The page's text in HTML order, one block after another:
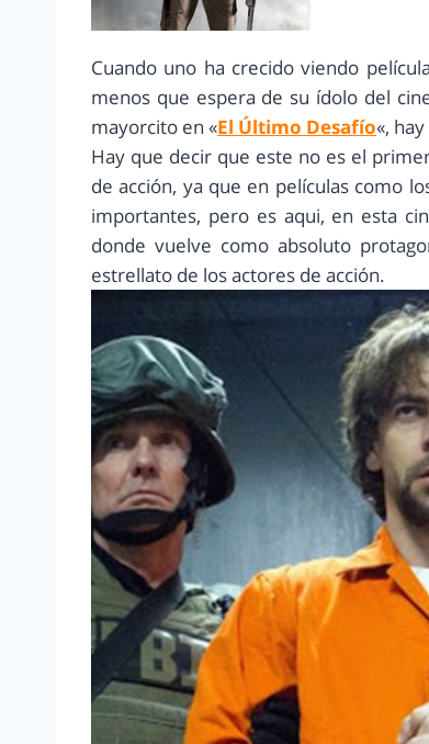
Cuando uno ha crecido viendo
menos que espera de su ídolo del
mayorcito en «El Último Desafío«,
Hay que decir que este no es el
de acción, ya que en películas como
importantes, pero es aqui, en esta
donde vuelve como absoluto
estrellato de los actores de acción.